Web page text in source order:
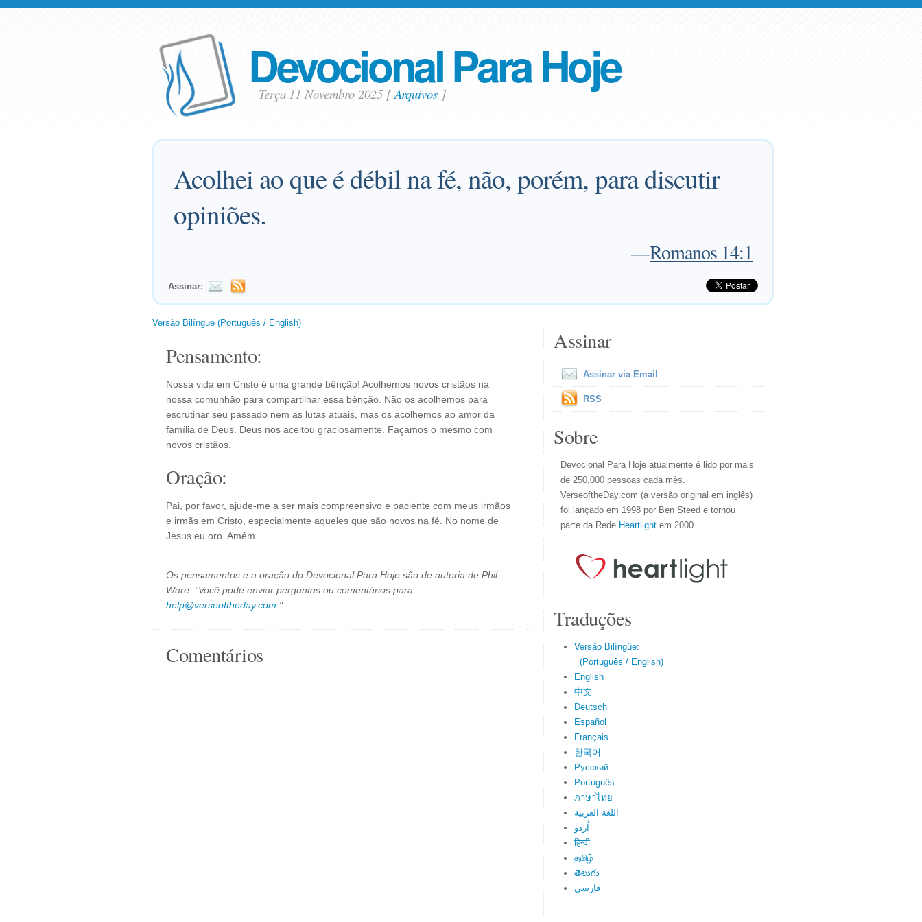
Devocional Para Hoje
Terça 11 Novembro 2025 [Arquivos]
Acolhei ao que é débil na fé, não, porém, para discutir
opiniões.
—Romanos 14:1
Assinar:
Versão Bilíngüe (Português / English)
Pensamento:
Nossa vida em Cristo é uma grande bênção! Acolhemos novos cristãos na
nossa comunhão para compartilhar essa bênção. Não os acolhemos para
escrutinar seu passado nem as lutas atuais, mas os acolhemos ao amor da
família de Deus. Deus nos aceitou graciosamente. Façamos o mesmo com
novos cristãos.
Oração:
Pai, por favor, ajude-me a ser mais compreensivo e paciente com meus irmãos
e irmãs em Cristo, especialmente aqueles que são novos na fé. No nome de
Jesus eu oro. Amém.
Os pensamentos e a oração do Devocional Para Hoje são de autoria de Phil
Ware. "Você pode enviar perguntas ou comentários para
help@verseoftheday.com ."
Comentários
Assinar
Assinar via Email
RSS
Sobre
Devocional Para Hoje atualmente é lido por mais
de 250,000 pessoas cada mês.
VerseoftheDay.com (a versão original em inglês)
foi lançado em 1998 por Ben Steed e tornou
parte da Rede Heartlight em 2000.
Traduções
Versão Bilíngüe:
(Português / English)
English
中文
Deutsch
Español
Français
한국어
Русский
Português
ภาษาไทย
اللغة العربية
اُردو
हिन्दी
தமிழ்
తెలుగు
فارسی